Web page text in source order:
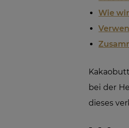
Wie
bei der
dieses